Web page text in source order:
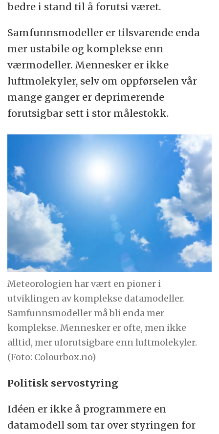
bedre i stand til å forutsi været.
Samfunnsmodeller er tilsvarende enda
mer ustabile og komplekse enn
værmodeller. Mennesker er ikke
luftmolekyler, selv om oppførselen vår
mange ganger er deprimerende
forutsigbar sett i stor målestokk.
Meteorologien har vært en pioner i
utviklingen av komplekse datamodeller.
Samfunnsmodeller må bli enda mer
komplekse. Mennesker er ofte, men ikke
alltid, mer uforutsigbare enn luftmolekyler.
(Foto: Colourbox.no)
Politisk servostyring
Idéen er ikke å programmere en
datamodell som tar over styringen for